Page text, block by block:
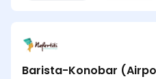
Barista-Konobar